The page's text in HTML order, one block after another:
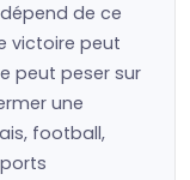
de ce
victoire peut
peut peser sur
une
football,